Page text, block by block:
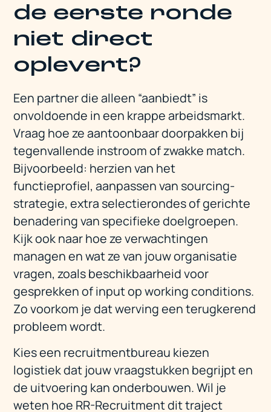
de eerste ronde
niet direct
oplevert?
Een partner die alleen “aanbiedt” is
onvoldoende in een krappe arbeidsmarkt.
Vraag hoe ze aantoonbaar doorpakken bij
tegenvallende instroom of zwakke match.
Bijvoorbeeld: herzien van het
functieprofiel, aanpassen van sourcing-
strategie, extra selectierondes of gerichte
benadering van specifieke doelgroepen.
Kijk ook naar hoe ze verwachtingen
managen en wat ze van jouw organisatie
vragen, zoals beschikbaarheid voor
gesprekken of input op working conditions.
Zo voorkom je dat werving een terugkerend
probleem wordt.
Kies een recruitmentbureau kiezen
logistiek dat jouw vraagstukken begrijpt en
de uitvoering kan onderbouwen. Wil je
weten hoe RR-Recruitment dit traject